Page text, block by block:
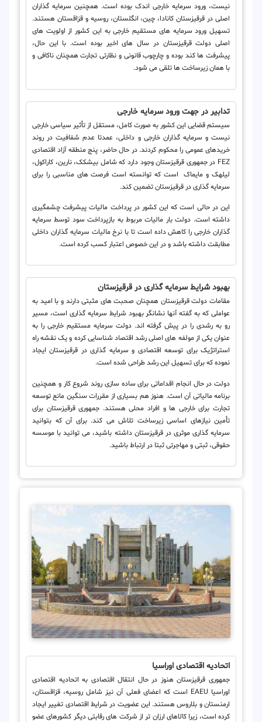
نیست، ورود سرمایه خارجی اندک بوده است. همچنین سرمایه گذاران
اصلی در قرقیزستان کانادا، چین، انگلستان، روسیه و قزاقستان هستند.
تسهیل ورود سرمایه های مستقیم خارجی به این کشور از اولویت های
اصلی دولت قرقیزستان در سال های اخیر بوده است. با این حال،
پیشرفت ها کند بوده و چارچوب قانونی و نظارتی تجارت همچنان ناكافی و
با همان زیرساخت ها تلقی می شود.
تدابیر در جهت ورود سرمایه خارجی
سیستم قضایی این کشور به صورت کامل، مستقل از تأثیر سیاسی خارجی
نیست و سرمایه گذاران خارجی و داخلی، عمدتا عدم شفافیت در روند
خریدهای عمومی را محکوم کردند. در حال حاضر، پنج منطقه آزاد اقتصادی
FEZ در جمهوری قرقیزستان وجود دارد که شامل بیشکک، نارین، کاراکول،
لیلهک و مایماک است که توانسته است فرصت های مناسبی را برای
سرمایه گذاری در قرقیزستان تضمین کند.
این در حالی است که این کشور در پرداخت مالیات پیشرفت چشمگیری
داشته است. دولت بار مالیات مربوط به بازپرداخت سود توسط سرمایه
گذاران خارجی را کاهش داده است تا با نرخ مالیات سرمایه گذاران داخلی
مطابقت داشته باشد و در این خصوص اعتبار کسب کرده است.
بهبود شرایط سرمایه گذاری در قرقیزستان
مقامات دولت قرقیزستان همچنان صحبت های مثبتی دارند و با امید به
عواملی که به گفته آنها نشانگر بهبود شرایط سرمایه گذاری است، مسیر
رو به رشدی را در پیش گرفته اند. دولت سرمایه مستقیم خارجی را به
عنوان یکی از مولفه های اصلی رشد اقتصاد شناسایی کرده و یک نقشه راه
استراتژیک برای توسعه اقتصادی و سرمایه گذاری در قرقیزستان ایجاد
نموده که برای تسهیل این رشد طراحی شده است.
دولت در حال انجام اقداماتی برای ساده سازی روند شروع کار و همچنین
برنامه مالیاتی آن است. هنوز هم بسیاری از مقررات سنگین مانع توسعه
تجارت برای خارجی ها و افراد محلی هستند. جمهوری قرقیزستان برای
تأمین نیازهای اساسی زیرساخت تلاش می کند. برای آن که بتوانید
سرمایه گذاری موثری در قرقیزستان داشته باشید، می توانید با موسسه
حقوقی، ثبتی و مهاجرتی ثبتا در ارتباط باشید.
اتحادیه اقتصادی اوراسیا
جمهوری قرقیزستان هنوز در حال انتقال اقتصادی به اتحادیه اقتصادی
اوراسیا EAEU است که اعضای فعلی آن نیز شامل روسیه، قزاقستان،
ارمنستان و بلاروس هستند. این عضویت در شرایط اقتصادی تغییر ایجاد
کرده است، زیرا کالاهای ارزان تر از شرکت های رقابتی دیگر کشورهای عضو